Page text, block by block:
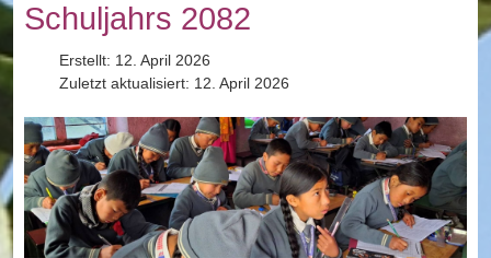
Schuljahrs 2082
Erstellt: 12. April 2026
Zuletzt aktualisiert: 12. April 2026